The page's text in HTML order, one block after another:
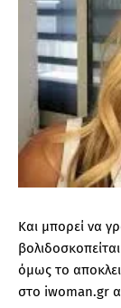
Και μπορεί να
όμως το
στο iwoman.gr